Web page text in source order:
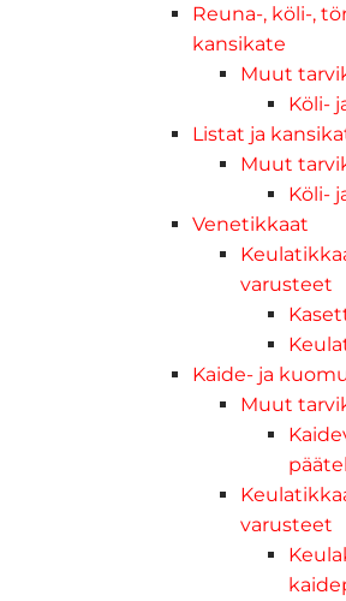
Reuna-, köli-,
kansikate
Muut
Köli-
Listat ja
Muut
Köli-
Venetikkaat
varusteet
Kaide- ja
Muut
varusteet